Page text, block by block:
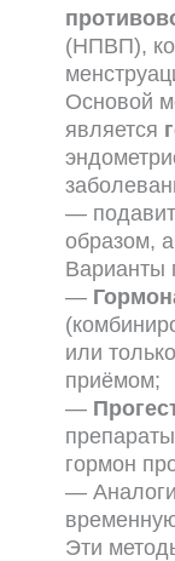
(НПВП),
Основой
является
—
образом,
Варианты
—
или
приёмом;
—
гормон
— Аналоги
Эти